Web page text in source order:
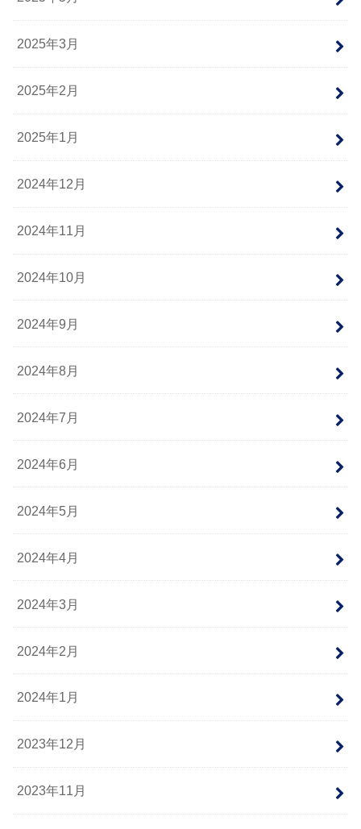
2025年3月
2025年2月
2025年1月
2024年12月
2024年11月
2024年10月
2024年9月
2024年8月
2024年7月
2024年6月
2024年5月
2024年4月
2024年3月
2024年2月
2024年1月
2023年12月
2023年11月